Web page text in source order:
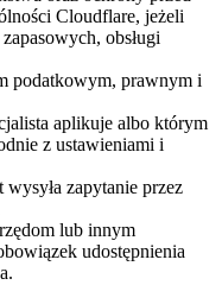
Cloudflare, jeżeli
obsługi
podatkowym, prawnym i
aplikuje albo którym
z ustawieniami i
zapytanie przez
lub innym
udostępnienia